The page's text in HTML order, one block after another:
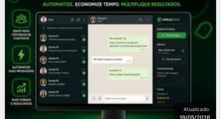
Atualizado: